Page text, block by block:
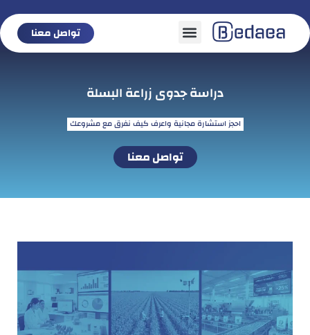
تواصل معنا
دراسة جدوى زراعة البسلة
احجز استشارة مجانية واعرف كيف نفرق مع مشروعك
تواصل معنا